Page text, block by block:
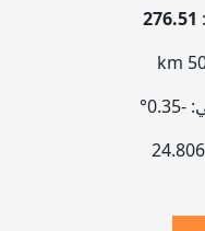
276.51
-0.35°